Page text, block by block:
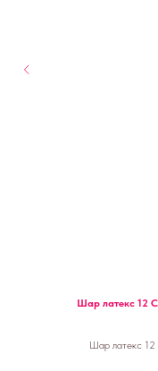
Шар латекс 12
Шар латекс 12